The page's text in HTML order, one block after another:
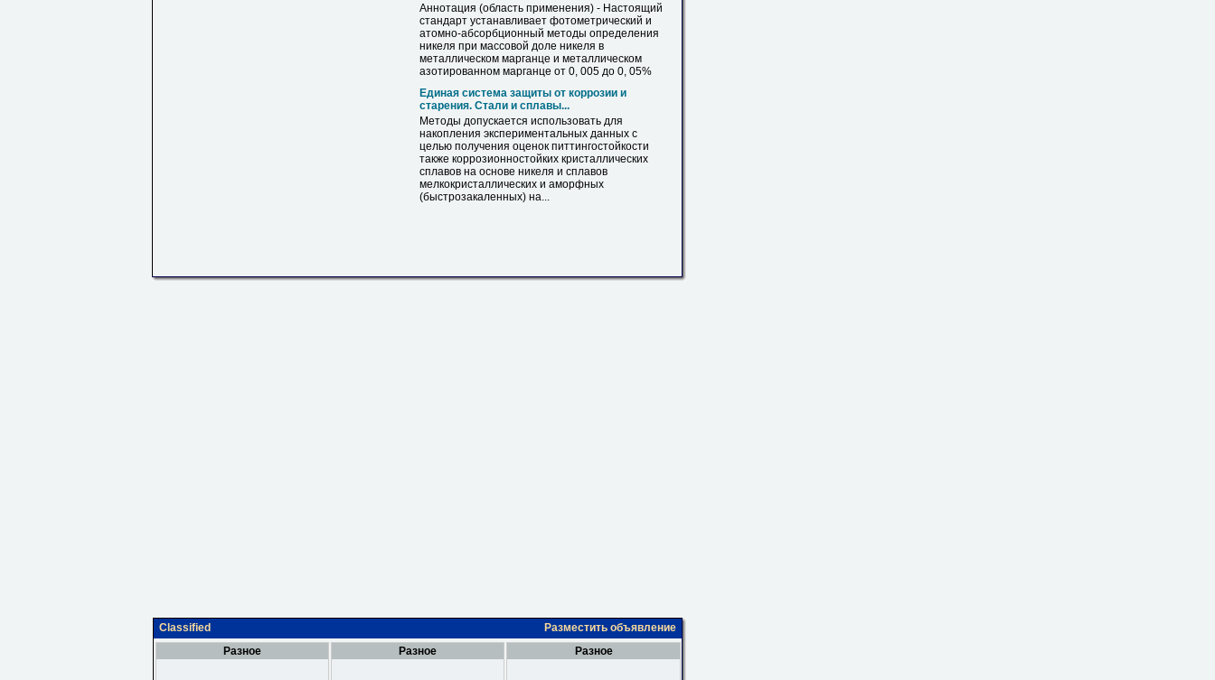
Аннотация (область применения) - Настоящий
стандарт устанавливает фотометрический и
атомно-абсорбционный методы определения
никеля при массовой доле никеля в
металлическом марганце и металлическом
азотированном марганце от 0, 005 до 0, 05%
Единая система защиты от коррозии и
старения. Стали и сплавы...
Методы допускается использовать для
накопления экспериментальных данных с
целью получения оценок питтингостойкости
также коррозионностойких кристаллических
сплавов на основе никеля и сплавов
мелкокристаллических и аморфных
(быстрозакаленных) на...
Classified
Разместить объявление
Разное
Разное Разное